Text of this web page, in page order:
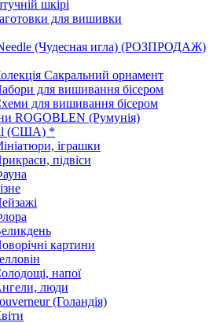
шкірі
для вишивки
(Чудесная игла) (РОЗПРОДАЖ)
Сакральний орнамент
для вишивання бісером
для вишивання бісером
ROGOBLEN (Румунія)
(США) *
іграшки
підвіси
картини
напої
люди
(Голандія)